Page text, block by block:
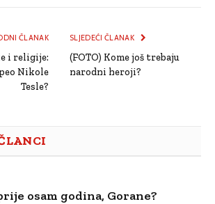
ČLANAK
i religije:
Nikole
Tesle?
SLJEDEĆI ČLANAK
(FOTO) Kome još trebaju
narodni heroji?
osam godina, Gorane?